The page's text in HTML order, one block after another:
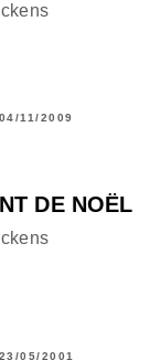
11/2009
DE NOËL
05/2001